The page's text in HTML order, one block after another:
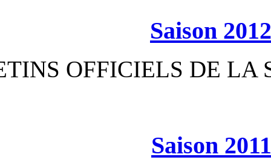
BULLETINS